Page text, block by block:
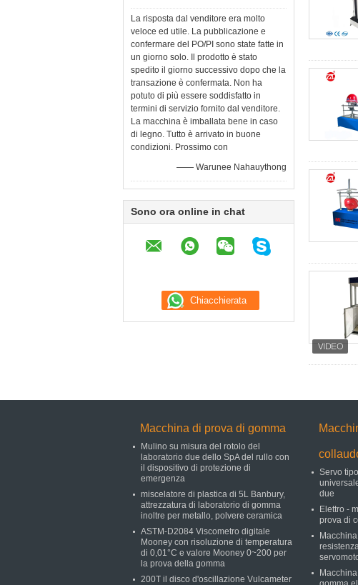
La risposta dal venditore era molto
veloce ed utile. La pubblicazione e
confermare del PO/PI sono state fatte in
un giorno solo. Il prodotto è stato
spedito il giorno successivo dopo che la
transazione è confermata. Non ha
potuto di più essere soddisfatto in
termini di servizio fornito dal venditore.
La macchina è imballata bene in caso
di legno. Tutto è arrivato in buone
condizioni. Prossimo con
—— Warunee Nahauythong
Sono ora online in chat
Macchina di prova di gomma
Mulino su misura del rotolo del
laboratorio due dello SpA del rullo con
il dispositivo di protezione di
emergenza
miscelatore di plastica di 5L Banbury,
attrezzatura di laboratorio di gomma
inoltre per metallo, polvere ceramica
ASTM-D2084 Viscometro digitale
Mooney con risoluzione di temperatura
di 0,01°C e valore Mooney 0~200 per
la prova della gomma
200T il disco d'oscillazione Vulcameter
Servo
due
Elettro -
prova di